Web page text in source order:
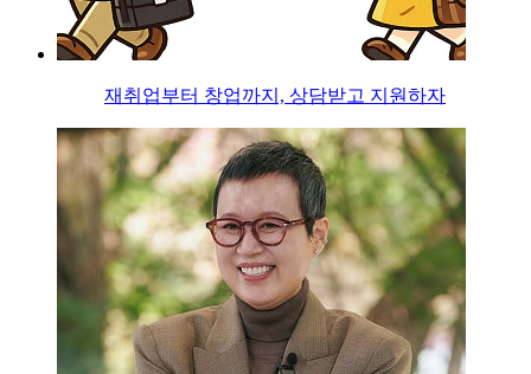
재취업부터 창업까지, 상담받고 지원하자